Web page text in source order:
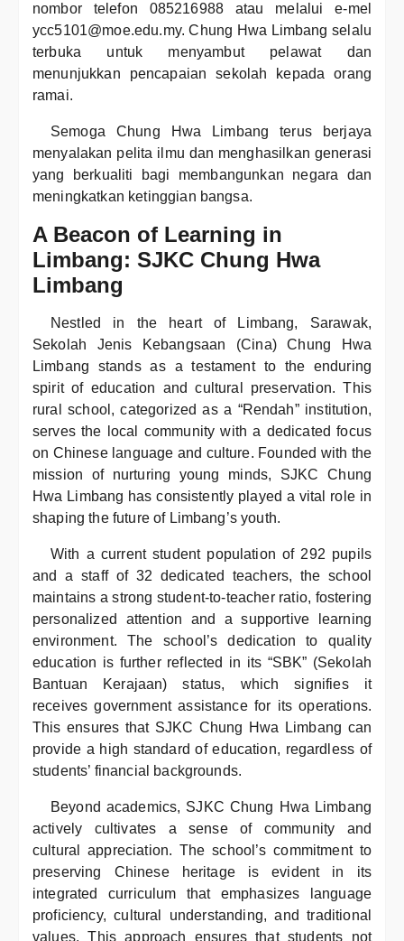
nombor telefon 085216988 atau melalui e-mel
ycc5101@moe.edu.my. Chung Hwa Limbang selalu
terbuka untuk menyambut pelawat dan
menunjukkan pencapaian sekolah kepada orang
ramai.
Semoga Chung Hwa Limbang terus berjaya
menyalakan pelita ilmu dan menghasilkan generasi
yang berkualiti bagi membangunkan negara dan
meningkatkan ketinggian bangsa.
A Beacon of Learning in
Limbang: SJKC Chung Hwa
Limbang
Nestled in the heart of Limbang, Sarawak,
Sekolah Jenis Kebangsaan (Cina) Chung Hwa
Limbang stands as a testament to the enduring
spirit of education and cultural preservation. This
rural school, categorized as a “Rendah” institution,
serves the local community with a dedicated focus
on Chinese language and culture. Founded with the
mission of nurturing young minds, SJKC Chung
Hwa Limbang has consistently played a vital role in
shaping the future of Limbang’s youth.
With a current student population of 292 pupils
and a staff of 32 dedicated teachers, the school
maintains a strong student-to-teacher ratio, fostering
personalized attention and a supportive learning
environment. The school’s dedication to quality
education is further reflected in its “SBK” (Sekolah
Bantuan Kerajaan) status, which signifies it
receives government assistance for its operations.
This ensures that SJKC Chung Hwa Limbang can
provide a high standard of education, regardless of
students’ financial backgrounds.
Beyond academics, SJKC Chung Hwa Limbang
actively cultivates a sense of community and
cultural appreciation. The school’s commitment to
preserving Chinese heritage is evident in its
integrated curriculum that emphasizes language
proficiency, cultural understanding, and traditional
values. This approach ensures that students not